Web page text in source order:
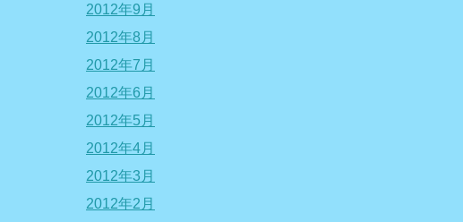
2012年9月
2012年8月
2012年7月
2012年6月
2012年5月
2012年4月
2012年3月
2012年2月